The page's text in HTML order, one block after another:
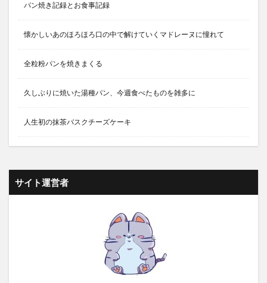
パン焼き記録とお食事記録
懐かしいあのほろほろ口の中で解けていくマドレーヌに憧れて
全粒粉パンを焼きまくる
久しぶりに焼いた湯種パン、今週食べたものを雑多に
人生初の抹茶バスクチーズケーキ
サイト運営者